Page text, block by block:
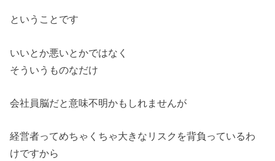
ということです
いいとか悪いとかではなく
そういうものなだけ
会社員脳だと意味不明かもしれませんが
経営者ってめちゃくちゃ大きなリスクを背負っているわ
けですから